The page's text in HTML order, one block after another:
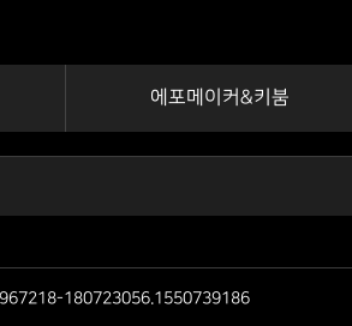
에포메이커&키붐
180723056.1550739186